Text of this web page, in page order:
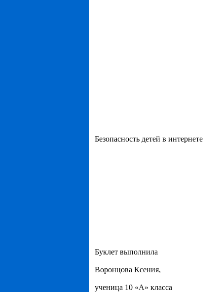
Безопасность детей в интернете
Буклет выполнила
Воронцова Ксения,
ученица 10 «А» класса